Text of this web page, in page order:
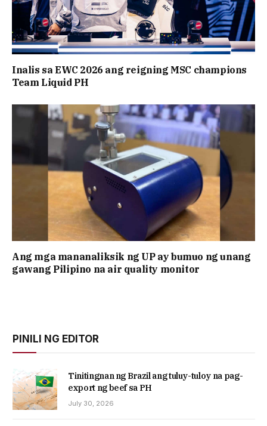
Inalis sa EWC 2026 ang reigning MSC champions
Team Liquid PH
Ang mga mananaliksik ng UP ay bumuo ng unang
gawang Pilipino na air quality monitor
PINILI NG EDITOR
Tinitingnan ng Brazil ang tuluy-tuloy na pag-
export ng beef sa PH
July 30, 2026